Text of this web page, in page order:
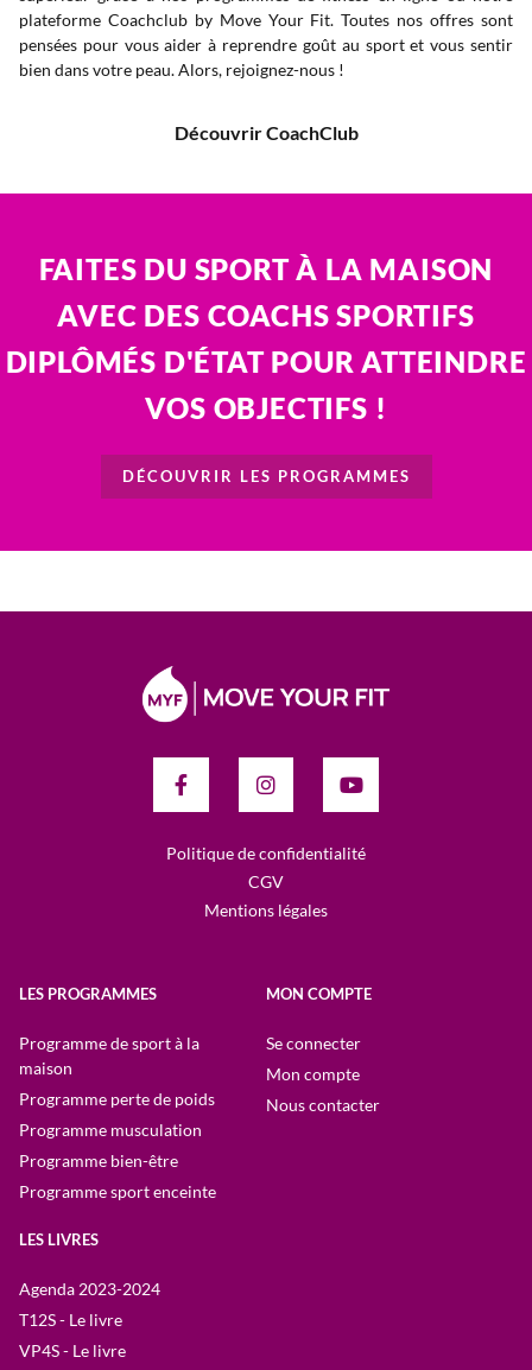
plateforme Coachclub by Move Your Fit. Toutes nos offres sont
pensées pour vous aider à reprendre goût au sport et vous sentir
bien dans votre peau. Alors, rejoignez-nous !
Découvrir CoachClub
FAITES DU SPORT À LA MAISON
AVEC DES COACHS SPORTIFS
DIPLÔMÉS D'ÉTAT POUR ATTEINDRE
VOS OBJECTIFS !
DÉCOUVRIR LES PROGRAMMES
Politique de confidentialité
CGV
Mentions légales
LES PROGRAMMES
Programme de sport à la
maison
Programme perte de poids
Programme musculation
Programme bien-être
Programme sport enceinte
LES LIVRES
Agenda 2023-2024
T12S - Le livre
VP4S - Le livre
MON COMPTE
Se connecter
Mon compte
Nous contacter